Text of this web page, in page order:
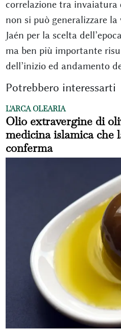
correlazione tra invaiatura
non si può generalizzare
Jaén per la scelta
ma ben più importante
dell’inizio ed andamento
Potrebbero interessarti
L'ARCA OLEARIA
Olio extravergine di
medicina islamica che
conferma